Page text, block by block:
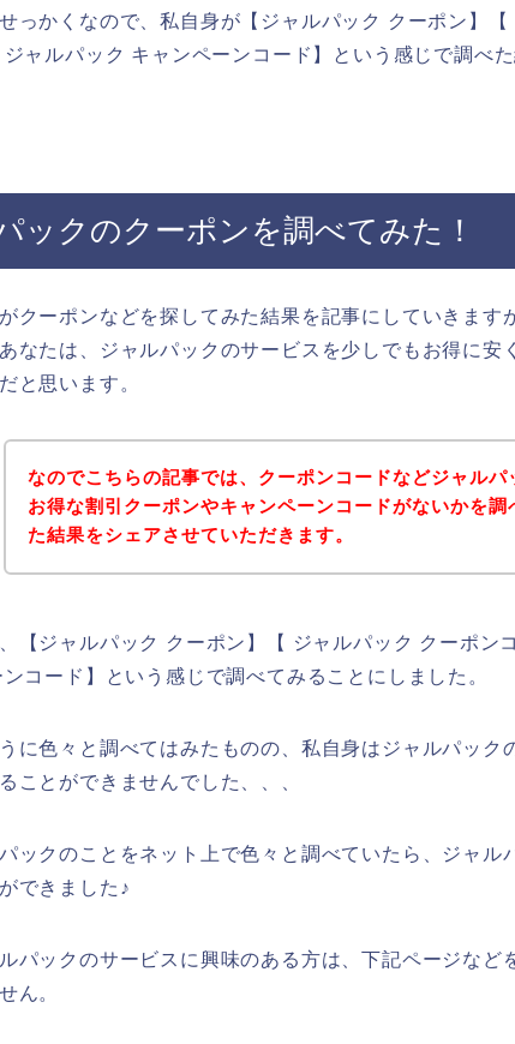
っかくなので、私自身が【ジャルパック クーポン】
ャルパック キャンペーンコード】という感じで調べ
ックのクーポンを調べてみた！
クーポンなどを探してみた結果を記事にしていきます
なたは、ジャルパックのサービスを少しでもお得に安
と思います。
なのでこちらの記事では、クーポンコードなどジャルパ
お得な割引クーポンやキャンペーンコードがないかを調
た結果をシェアさせていただきます。
【ジャルパック クーポン】【 ジャルパック クーポン
コード】という感じで調べてみることにしました。
に色々と調べてはみたものの、私自身はジャルパック
ことができませんでした、、、
ックのことをネット上で色々と調べていたら、ジャル
できました♪
パックのサービスに興味のある方は、下記ページなど
ん。